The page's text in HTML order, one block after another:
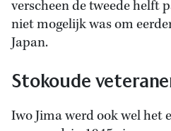
verscheen de tweede helft
niet mogelijk was om
Japan.
Stokoude
Iwo Jima werd ook wel het